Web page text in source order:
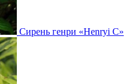
Сирень генри «Henryi С»